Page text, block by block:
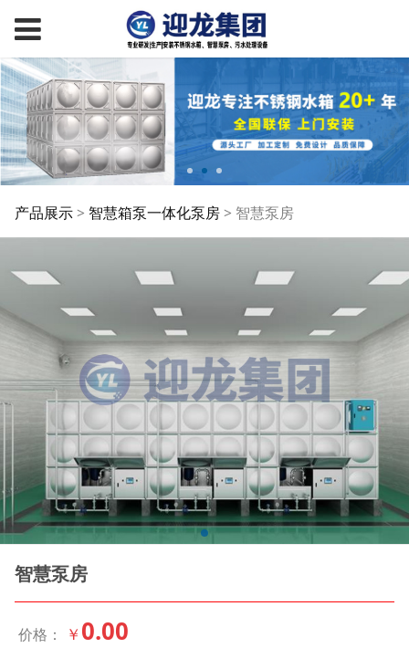
智慧泵房
产品展示> 智慧箱泵一体化泵房> 智慧泵房
智慧泵房
价格： ￥ 0.00